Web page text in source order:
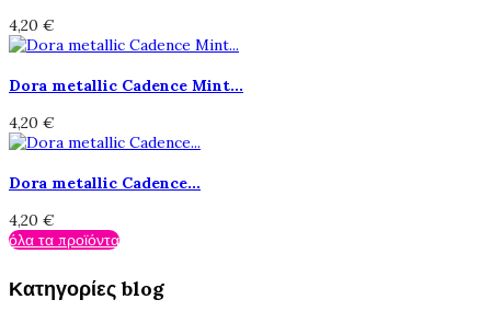
4,20 €
Dora metallic Cadence Mint...
4,20 €
Dora metallic Cadence...
4,20 €
όλα τα προϊόντα
Κατηγορίες blog